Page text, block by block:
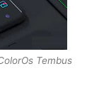
Tembus